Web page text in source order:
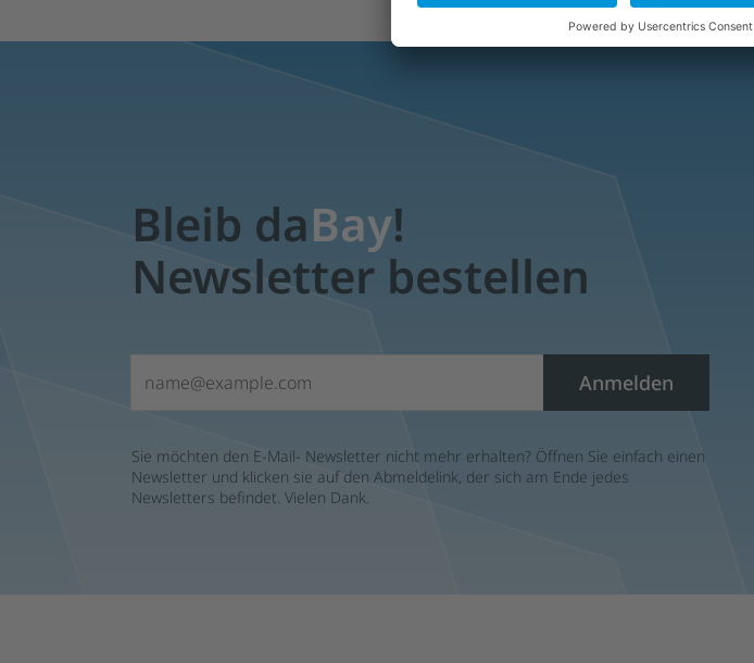
Bleib daBay!
Newsletter bestellen
Anmelden
Sie möchten den E-Mail- Newsletter nicht mehr erhalten? Öffnen Sie einfach einen
Newsletter und klicken sie auf den Abmeldelink, der sich am Ende jedes
Newsletters befindet. Vielen Dank.